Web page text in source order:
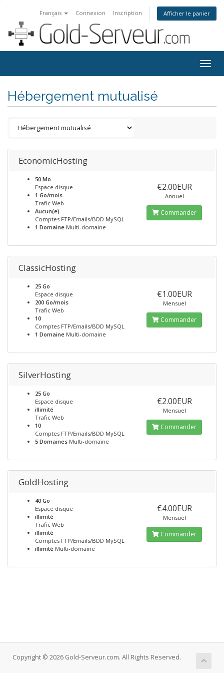
Français Connexion Inscription Afficher le panier
Hébergement mutualisé
EconomicHosting
50 Mo
Espace disque
1 Go/mois
Trafic Web
Aucun(e)
Comptes FTP/Emails/BDD MySQL
1 Domaine Multi-domaine
€2.00EUR
Annuel
Commander
ClassicHosting
25 Go
Espace disque
200 Go/mois
Trafic Web
10
Comptes FTP/Emails/BDD MySQL
1 Domaine Multi-domaine
€1.00EUR
Mensuel
Commander
SilverHosting
25 Go
Espace disque
illimité
Trafic Web
10
Comptes FTP/Emails/BDD MySQL
5 Domaines Multi-domaine
€2.00EUR
Mensuel
Commander
GoldHosting
40 Go
Espace disque
illimité
Trafic Web
illimité
Comptes FTP/Emails/BDD MySQL
illimité Multi-domaine
€4.00EUR
Mensuel
Commander
Copyright © 2026 Gold-Serveur.com. All Rights Reserved.